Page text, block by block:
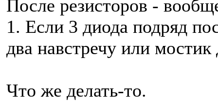
После резисторов -
1. Если 3 диода подряд
два навстречу или
Что же делать-то.